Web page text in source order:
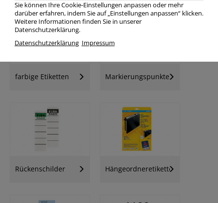
farbige Etiketten Markierungspunkte
Rückenschilder Hängeordneretiketten
Sie können Ihre Cookie-Einstellungen anpassen oder mehr
darüber erfahren, indem Sie auf „Einstellungen anpassen“ klicken.
Weitere Informationen finden Sie in unserer
Datenschutzerklärung.
Datenschutzerklärung Impressum